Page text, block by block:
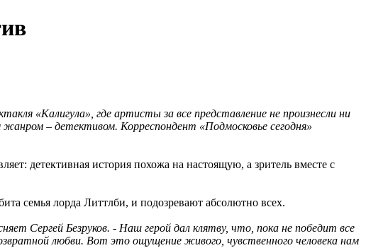
«Калигула», где артисты за все представление не произнесли ни
– детективом. Корреспондент «Подмосковье сегодня»
детективная история похожа на настоящую, а зритель вместе с
семья лорда Литтлби, и подозревают абсолютно всех.
Сергей Безруков. - Наш герой дал клятву, что, пока не победит все
любви. Вот это ощущение живого, чувственного человека нам